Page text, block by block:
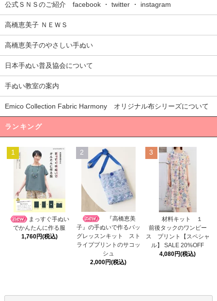
公式ＳＮＳのご紹介 facebook ・ twitter ・ instagram
高橋恵美子 ＮＥＷＳ
高橋恵美子のやさしい手ぬい
日本手ぬい普及協会について
手ぬい教室の案内
Emico Collection Fabric Harmony オリジナル布シリーズについて
ランキング
1
まっすぐ手ぬい
でかんたんに作る服
1,760円(税込)
2
『高橋恵美
子』の手ぬいで作るバッ
グレッスンキット スト
ライププリントのサコッ
シュ
2,000円(税込)
3
材料キット １
前後タックのワンピー
ス プリント【スペシャ
ル】 SALE 20%OFF
4,080円(税込)